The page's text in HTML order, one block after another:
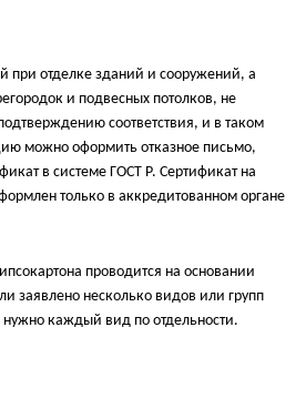
при отделке зданий и сооружений, а
и подвесных потолков, не
соответствия, и в таком
можно оформить отказное письмо,
в системе ГОСТ Р. Сертификат на
только в аккредитованном органе
проводится на основании
заявлено несколько видов или групп
нужно каждый вид по отдельности.